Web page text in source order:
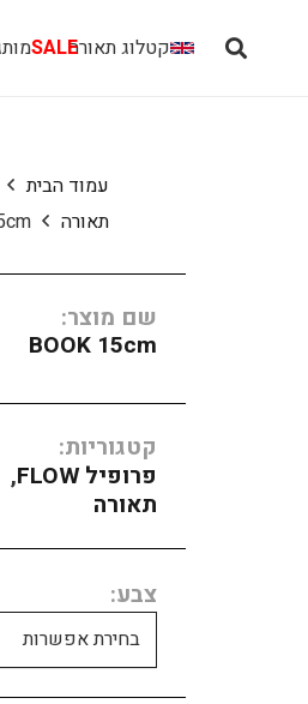
קטלוג תאורהSALE
עמוד הבית
תאורה
שם מוצר:
BOOK 15cm
קטגוריות:
פרופיל FLOW
,
תאורה
צבע